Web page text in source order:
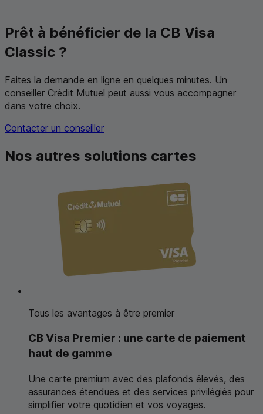
Prêt à bénéficier de la CB Visa
Classic ?
Faites la demande en ligne en quelques minutes. Un
conseiller Crédit Mutuel peut aussi vous accompagner
dans votre choix.
Contacter un conseiller
Nos autres solutions cartes
Tous les avantages à être premier
CB Visa Premier : une carte de paiement
haut de gamme
Une carte premium avec des plafonds élevés, des
assurances étendues et des services privilégiés pour
simplifier votre quotidien et vos voyages.